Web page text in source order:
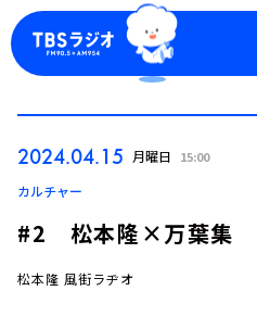
2024.04.15 月曜日 15:00
カルチャー
#2 松本隆×万葉集
松本隆 風街ラヂオ